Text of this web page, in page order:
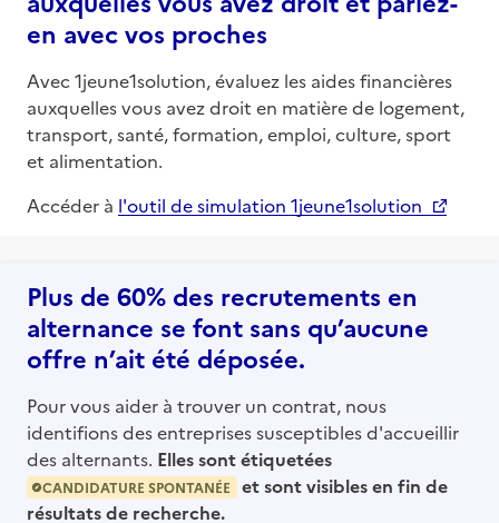
en avec vos proches
Avec 1jeune1solution, évaluez les aides financières
auxquelles vous avez droit en matière de logement,
transport, santé, formation, emploi, culture, sport
et alimentation.
Accéder à l'outil de simulation 1jeune1solution
Plus de 60% des recrutements en
alternance se font sans qu’aucune
offre n’ait été déposée.
Pour vous aider à trouver un contrat, nous
identifions des entreprises susceptibles d'accueillir
des alternants. Elles sont étiquetées
CANDIDATURE SPONTANÉE
et sont visibles en fin de
résultats de recherche.